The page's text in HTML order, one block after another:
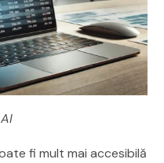
fi mult mai accesibilă